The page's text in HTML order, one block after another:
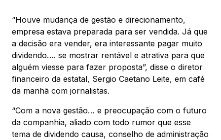
“Houve mudança de gestão e direcionamento,
empresa estava preparada para ser vendida. Já que
a decisão era vender, era interessante pagar muito
dividendo…. se mostrar rentável e atrativa para que
alguém viesse para fazer proposta”, disse o diretor
financeiro da estatal, Sergio Caetano Leite, em café
da manhã com jornalistas.
“Com a nova gestão… e preocupação com o futuro
da companhia, aliado com todo rumor que esse
tema de dividendo causa, conselho de administração